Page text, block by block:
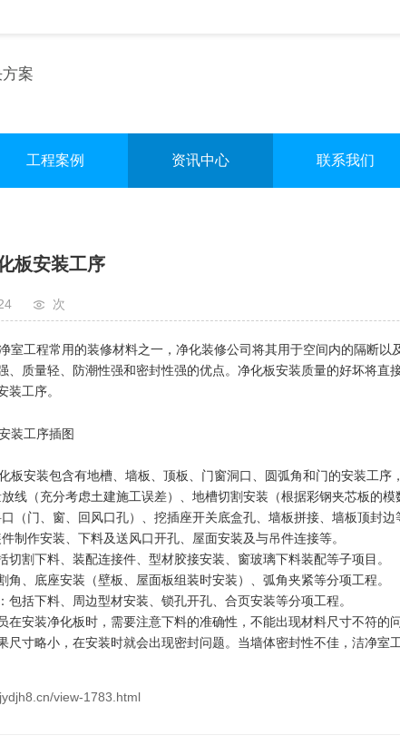
案
工程案例
无尘车间
资讯中心 联系我们
板安装工序
次
工程常用的装修材料之一，净化装修公司将其用于空间内的隔断以
、质量轻、防潮性强和密封性强的优点。净化板安装质量的好坏将直
装工序。
安装包含有地槽、墙板、顶板、门窗洞口、圆弧角和门的安装工序
（充分考虑土建施工误差）、地槽切割安装（根据彩钢夹芯板的模
门、窗、回风口孔）、挖插座开关底盒孔、墙板拼接、墙板顶封边
作安装、下料及送风口开孔、屋面安装及与吊件连接等。
切割下料、装配连接件、型材胶接安装、窗玻璃下料装配等子项目。
角、底座安装（壁板、屋面板组装时安装）、弧角夹紧等分项工程。
包括下料、周边型材安装、锁孔开孔、合页安装等分项工程。
安装净化板时，需要注意下料的准确性，不能出现材料尺寸不符的
尺寸略小，在安装时就会出现密封问题。当墙体密封性不佳，洁净室
view-1783.html